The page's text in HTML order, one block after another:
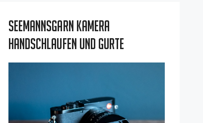
Seemannsgarn Kamera
Handschlaufen und Gurte